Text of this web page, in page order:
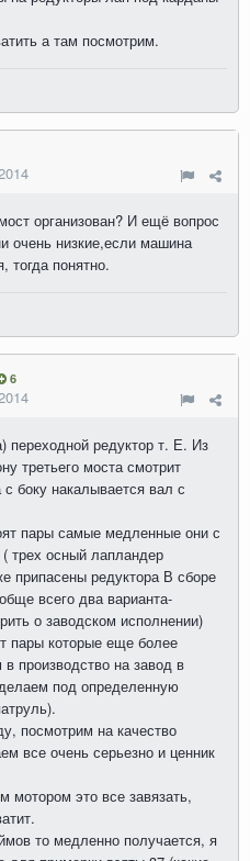
а там посмотрим.
организован? И ещё вопрос
очень низкие,если машина
тогда понятно.
6
переходной редуктор т. Е. Из
третьего моста смотрит
боку накалывается вал с
пары самые медленные они с
трех осный лапландер
припасены редуктора В сборе
всего два варианта-
о заводском исполнении)
пары которые еще более
производство на завод в
под определенную
посмотрим на качество
все очень серьезно и ценник
это все завязать,
то медленно получается, я